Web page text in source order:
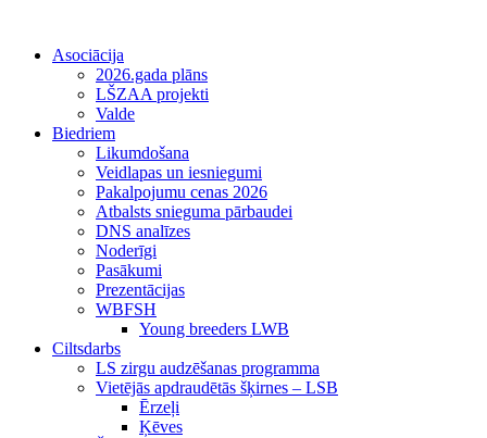
Asociācija
2026.gada plāns
LŠZAA projekti
Valde
Biedriem
Likumdošana
Veidlapas un iesniegumi
Pakalpojumu cenas 2026
Atbalsts snieguma pārbaudei
DNS analīzes
Noderīgi
Pasākumi
Prezentācijas
WBFSH
Young breeders LWB
Ciltsdarbs
LS zirgu audzēšanas programma
Vietējās apdraudētās šķirnes – LSB
Ērzeļi
Ķēves